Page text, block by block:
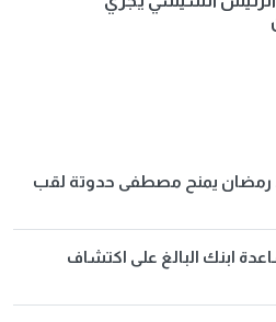
رمضان يمنح مصطفى حدوتة لقب
ابنك البالغ على اكتشاف